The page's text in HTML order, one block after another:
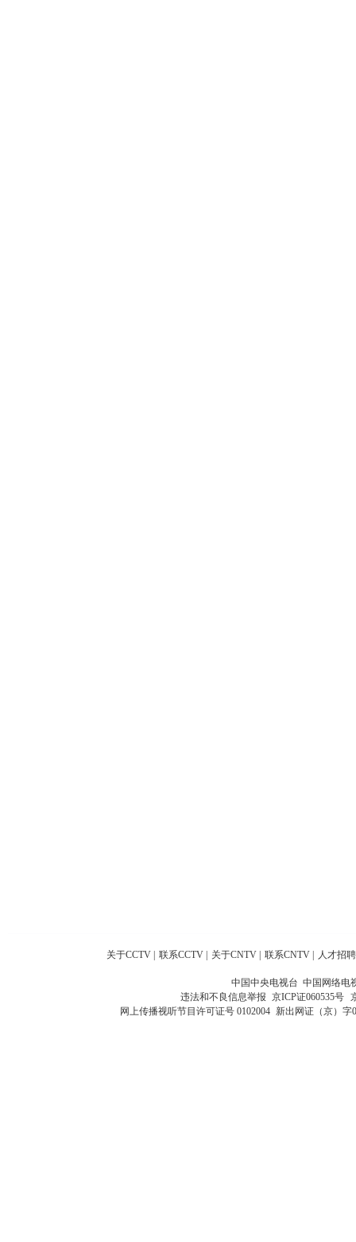
关于CCTV 联系CCTV 关于CNTV 联系CNTV 人才招聘
中国中央电视台 中国网络电
违法和不良信息举报 京ICP证060535号
网上传播视听节目许可证号 0102004 新出网证（京）